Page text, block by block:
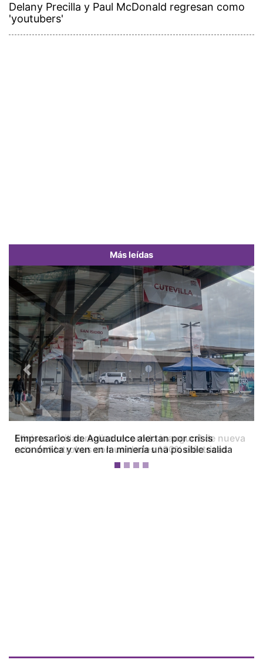
Delany Precilla y Paul McDonald regresan como
'youtubers'
Más leídas
Empresarios de Aguadulce alertan por crisis
económica y ven en la minería una posible salida
Previous Next